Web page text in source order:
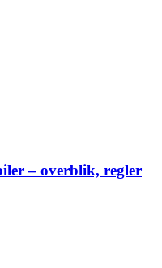
– overblik, regler